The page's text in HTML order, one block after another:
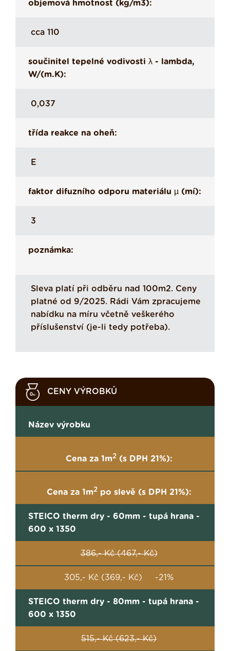
objemová hmotnost (kg/m3):
cca 110
součinitel tepelné vodivosti λ - lambda,
W/(m.K):
0,037
třída reakce na oheň:
E
faktor difuzního odporu materiálu µ (mí):
3
poznámka:
Sleva platí při odběru nad 100m2. Ceny
platné od 9/2025. Rádi Vám zpracujeme
nabídku na míru včetně veškerého
příslušenství (je-li tedy potřeba).
CENY VÝROBKŮ
Název výrobku
Cena za 1m2(s DPH 21%):
Cena za 1m2po slevě (s DPH 21%):
STEICO therm dry - 60mm - tupá hrana -
600 x 1350
386,- Kč (467,- Kč)
305,- Kč (369,- Kč) -21%
STEICO therm dry - 80mm - tupá hrana -
600 x 1350
515,- Kč (623,- Kč)